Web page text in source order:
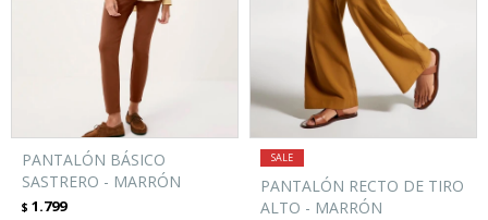
PANTALÓN BÁSICO
SASTRERO - MARRÓN
$ 1.799
PANTALÓN RECTO DE TIRO
ALTO - MARRÓN